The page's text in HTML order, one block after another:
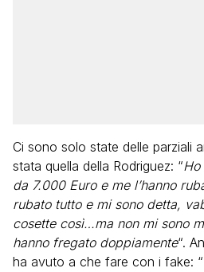
Ci sono solo state delle parziali
stata quella della Rodriguez: “Ho
da 7.000 Euro e me l’hanno
rubato tutto e mi sono detta,
cosette così…ma non mi sono
hanno fregato doppiamente“.
ha avuto a che fare con i fake: “